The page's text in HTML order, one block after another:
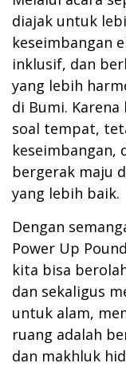
diajak untuk
keseimbangan
inklusif, dan
yang lebih
di Bumi.
soal tempat,
keseimbangan,
bergerak maju
yang lebih baik.
Dengan
Power Up
kita bisa
dan sekaligus
untuk alam,
ruang adalah
dan makhluk